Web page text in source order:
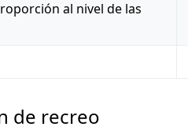
al nivel de las
de recreo